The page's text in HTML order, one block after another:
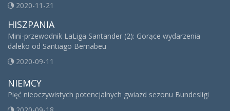
2020-11-21
HISZPANIA
Mini-przewodnik LaLiga Santander (2): Gorące wydarzenia
daleko od Santiago Bernabeu
2020-09-11
NIEMCY
Pięć nieoczywistych potencjalnych gwiazd sezonu Bundesligi